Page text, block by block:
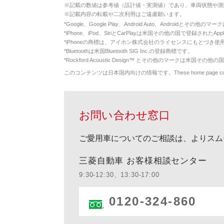
※記載の数値は参考値（設計値・実測値）であり、車両状態や測
※記載内容の転載や二次利用はご遠慮願います。
*Google、Google Play、Android Auto、Androidとその他のマー
*iPhone、iPod、SiriとCarPlayは米国その他の国で登録された
*iPhoneの商標は、アイホン株式会社のライセンスにもとづき使
*Bluetoothは米国Bluetooth SIG Inc.の登録商標です。
*Rockford Acoustic Design™ とその他のマークは米国その他の
このコンテンツは日本国内向けの情報です。These home page
お問い合わせ窓口
ご愛用車についてのご相談は、よりス
三菱自動車 お客様相談センター
9:30-12:30、13:30-17:00
0120-324-860